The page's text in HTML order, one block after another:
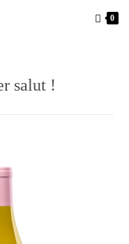
0
salut !